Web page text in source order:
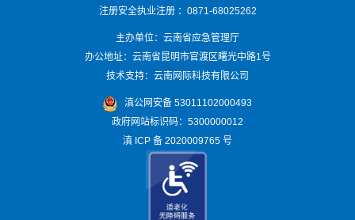
注册安全执业注册 ：0871-68025262
主办单位：云南省应急管理厅
办公地址：云南省昆明市官渡区曙光中路1号
技术支持：云南网际科技有限公司
滇公网安备 53011102000493
政府网站标识码：5300000012
滇 ICP 备 2020009765 号